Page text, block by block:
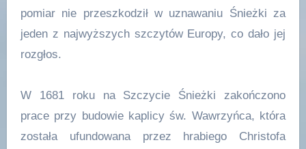
pomiar nie przeszkodził w uznawaniu Śnieżki za
jeden z najwyższych szczytów Europy, co dało jej
rozgłos.
W 1681 roku na Szczycie Śnieżki zakończono
prace przy budowie kaplicy św. Wawrzyńca, która
została ufundowana przez hrabiego Christofa